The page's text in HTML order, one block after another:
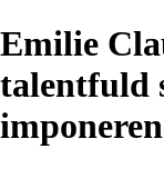
Emilie
talentfuld